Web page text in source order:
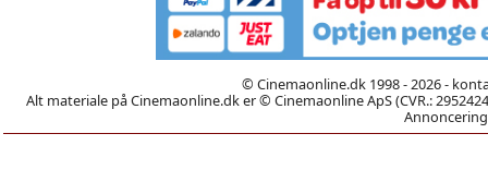
© Cinemaonline.dk 1998 - 2026 -
Alt materiale på Cinemaonline.dk er © Cinemaonline ApS (CVR.: